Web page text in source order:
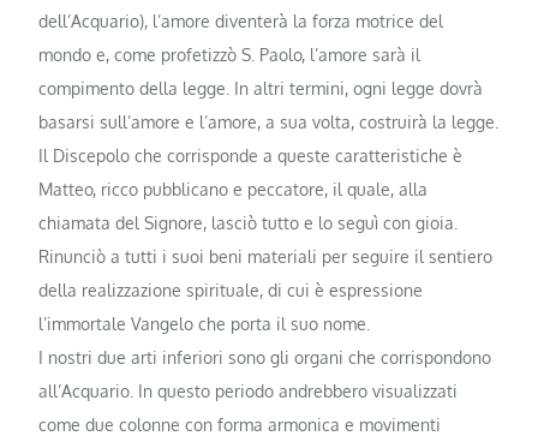
dell’Acquario), l’amore diventerà la forza motrice del
mondo e, come profetizzò S. Paolo, l’amore sarà il
compimento della legge. In altri termini, ogni legge dovrà
basarsi sull’amore e l’amore, a sua volta, costruirà la legge.
Il Discepolo che corrisponde a queste caratteristiche è
Matteo, ricco pubblicano e peccatore, il quale, alla
chiamata del Signore, lasciò tutto e lo seguì con gioia.
Rinunciò a tutti i suoi beni ma­teriali per seguire il sentiero
della realizzazione spirituale, di cui è espressione
l’immortale Vangelo che porta il suo nome.
I nostri due arti inferiori sono gli organi che corrispondono
all’Acquario. In questo periodo andrebbero visualizzati
come due colonne con forma armonica e movimenti